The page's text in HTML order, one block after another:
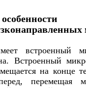
встроенный
Встроенный
на конце
перемещая